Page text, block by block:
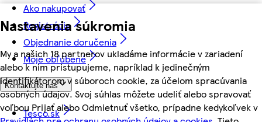
Nastavenia súkromia
My a našich 18 partnerov ukladáme informácie v zariadení
alebo k nim pristupujeme, napríklad k jedinečným
identifikátorom v súboroch cookie, za účelom spracúvania
osobných údajov. Svoj súhlas môžete udeliť alebo spravovať
voľbou Prijať alebo Odmietnuť všetko, prípadne kedykoľvek v
Ako nakupovať
Registrácia
Objednanie doručenia
Moje obľúbené
Kontaktujte nás
Tesco.sk